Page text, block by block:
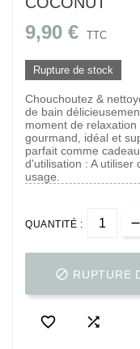
9,90 € TTC
Rupture de stock
Chouchoutez &
de bain
moment de
gourmand, idéal et
parfait comme
d'utilisation : A utiliser
usage.
QUANTITÉ :
 RUPTURE
 